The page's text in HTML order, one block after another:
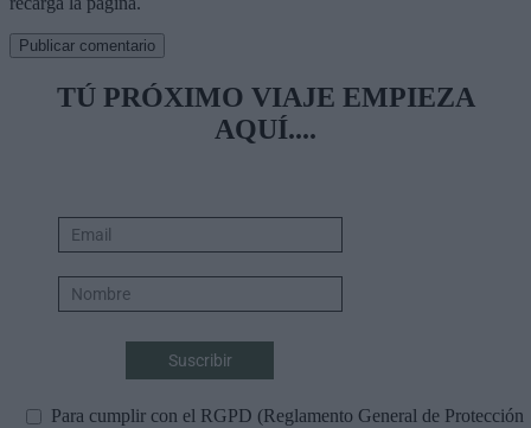
TÚ PRÓXIMO VIAJE EMPIEZA
AQUÍ....
Para cumplir con el RGPD (Reglamento General de Protección